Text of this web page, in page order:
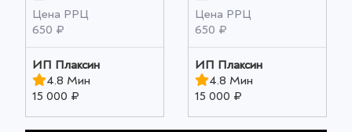
Цена РРЦ
650 ₽
ИП Плаксин
4.8 Мин
15 000 ₽
Цена РРЦ
650 ₽
ИП Плаксин
4.8 Мин
15 000 ₽